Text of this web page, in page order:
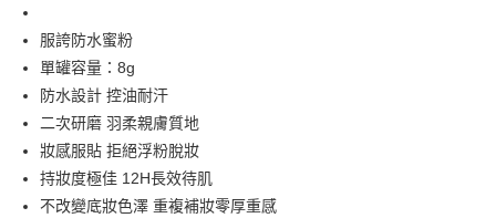
成交易。
3.實際核准額度、可分期數及費用金額請依後續交易確認頁面所載為準。
4.訂單成立30分鐘內，如未前往確認交易或遇審核未通過，訂單將自動取
消。如遇「轉專審核」未通過狀況，表示未達大哥付你分期系統評分，恕無
法說明評估內容。
1.分期款項不併入電信帳單，「大哥付你分期」於每月結算日後寄送繳費提
醒簡訊。
2.透過簡訊連結打開帳單後，可選擇「超商條碼／台灣大直營門市／銀行轉
帳／街口支付／iPASS MONEY」等通路繳費。
AFTEE先享後付是「在收到商品之後才付款」的支付方式。 讓您購物簡單
便利好安心！
１．簡單：不需註冊會員、不需綁卡、不需儲值。
２．便利：只要手機號碼，簡訊認證，即可結帳。
３．安心：先確認商品／服務後，再付款。
【「AFTEE先享後付」結帳流程】
１．於結帳方式選擇「AFTEE先享後付」後，將跳轉至「AFTEE先享後付」
結帳頁面，進行簡訊認證並確認金額後，即可完成結帳。
２．訂單成立數日內，您將收到繳費通知簡訊。
ATM付款
運送方式
全家就是你家取貨付款
付款後全家取貨
每筆NT$80，滿NT$1,500(含以上)免運費
服誇防水蜜粉
單罐容量：8g
防水設計 控油耐汗
二次研磨 羽柔親膚質地
妝感服貼 拒絕浮粉脫妝
持妝度極佳 12H長效待肌
不改變底妝色澤 重複補妝零厚重感